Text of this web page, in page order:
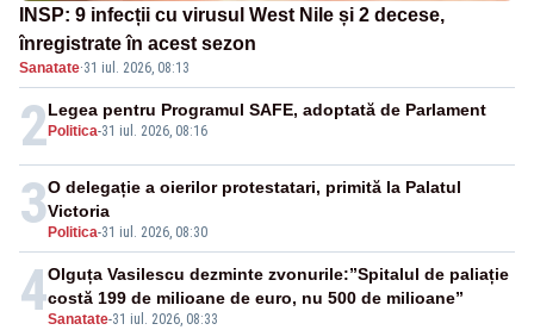
INSP: 9 infecții cu virusul West Nile și 2 decese,
înregistrate în acest sezon
Sanatate·31 iul. 2026, 08:13
2 Politica-31 iul. 2026, 08:16
Legea pentru Programul SAFE, adoptată de Parlament
3 Politica-31 iul. 2026, 08:30
O delegație a oierilor protestatari, primită la Palatul
Victoria
4Sanatate-31 iul. 2026, 08:33
Olguța Vasilescu dezminte zvonurile:”Spitalul de paliație
costă 199 de milioane de euro, nu 500 de milioane”